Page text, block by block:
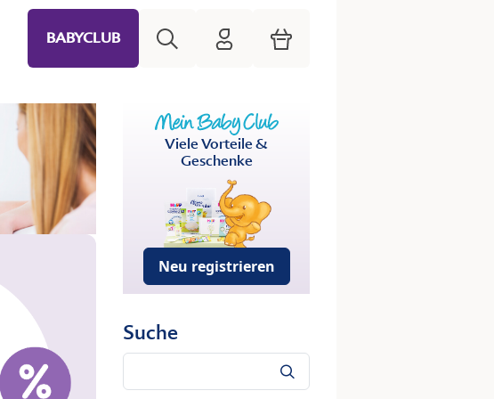
BABYCLUB HiPP Mein Babyclub
Warenkorb
Viele Vorteile &
Geschenke
Neu registrieren
Suche